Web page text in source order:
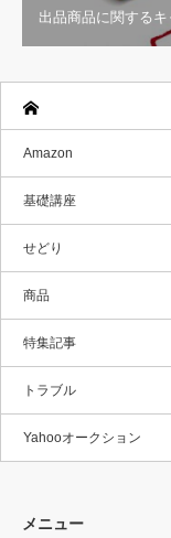
出品商品に関する
Amazon
基礎講座
せどり
商品
特集記事
トラブル
Yahooオークション
メニュー